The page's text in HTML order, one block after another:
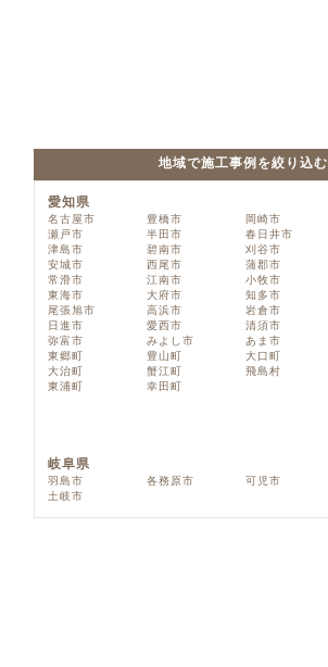
地域で施工事例を絞り込む
愛知県
名古屋市 豊橋市 岡崎市
瀬戸市
半田市 春日井市
津島市
碧南市 刈谷市
安城市
西尾市 蒲郡市
常滑市
江南市 小牧市
東海市
大府市 知多市
尾張旭市
高浜市 岩倉市
日進市
愛西市 清須市
弥富市
みよし市 あま市
東郷町
豊山町 大口町
大治町
蟹江町 飛島村
東浦町
幸田町
岐阜県
羽島市 各務原市 可児市
土岐市